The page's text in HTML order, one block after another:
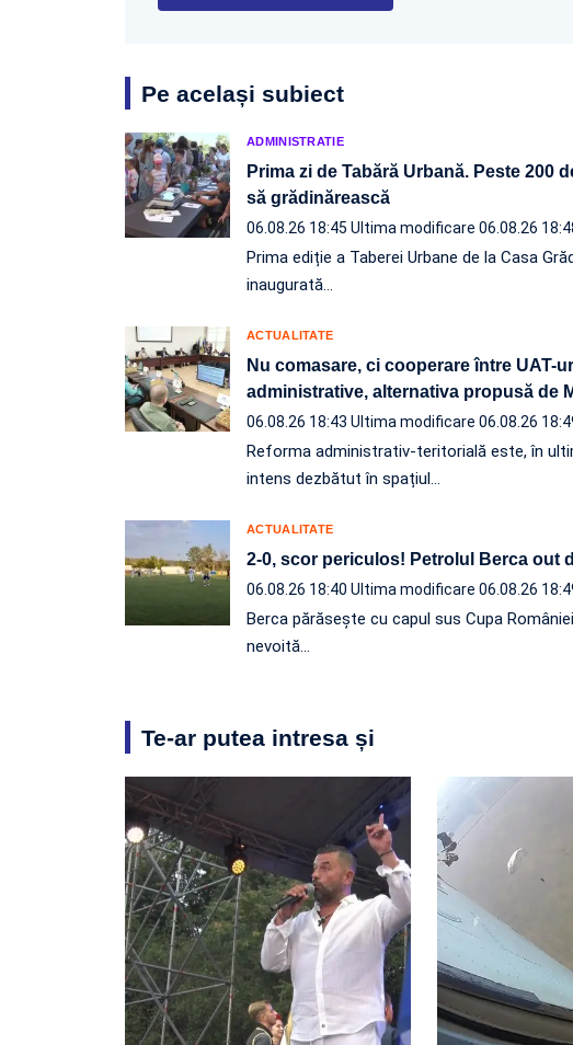
Pe același subiect
ADMINISTRATIE
Prima zi de Tabără Urbană. Peste 200
să grădinărească
06.08.26 18:45 Ultima modificare 06.08.26
Prima ediție a Taberei Urbane de la Casa
inaugurată…
ACTUALITATE
Nu comasare, ci cooperare între UAT-
administrative, alternativa propusă de
06.08.26 18:43 Ultima modificare 06.08.26
Reforma administrativ-teritorială este, în
intens dezbătut în spațiul…
ACTUALITATE
2-0, scor periculos! Petrolul Berca out
06.08.26 18:40 Ultima modificare 06.08.26
Berca părăsește cu capul sus Cupa
nevoită…
Te-ar putea intresa și